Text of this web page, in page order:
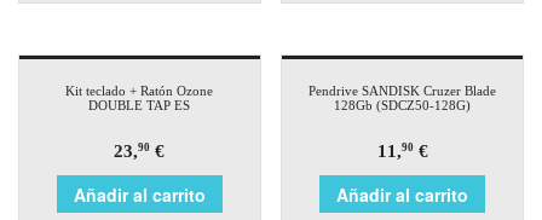
Kit teclado + Ratón Ozone
DOUBLE TAP ES
23,90 €
Añadir al carrito
Pendrive SANDISK Cruzer Blade
128Gb (SDCZ50-128G)
11,90€
Añadir al carrito